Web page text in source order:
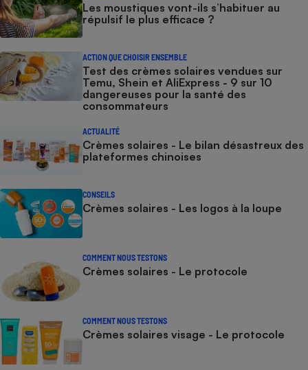
Les moustiques vont-ils s’habituer au
répulsif le plus efficace ?
ACTION QUE CHOISIR ENSEMBLE
Test des crèmes solaires vendues sur
Temu, Shein et AliExpress - 9 sur 10
dangereuses pour la santé des
consommateurs
ACTUALITÉ
Crèmes solaires - Le bilan désastreux des
plateformes chinoises
CONSEILS
Crèmes solaires - Les logos à la loupe
COMMENT NOUS TESTONS
Crèmes solaires - Le protocole
COMMENT NOUS TESTONS
Crèmes solaires visage - Le protocole